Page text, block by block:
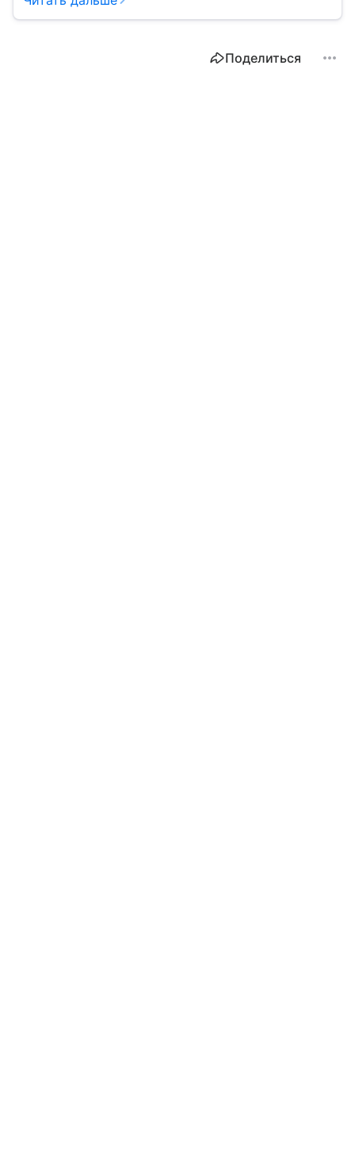
Поделиться